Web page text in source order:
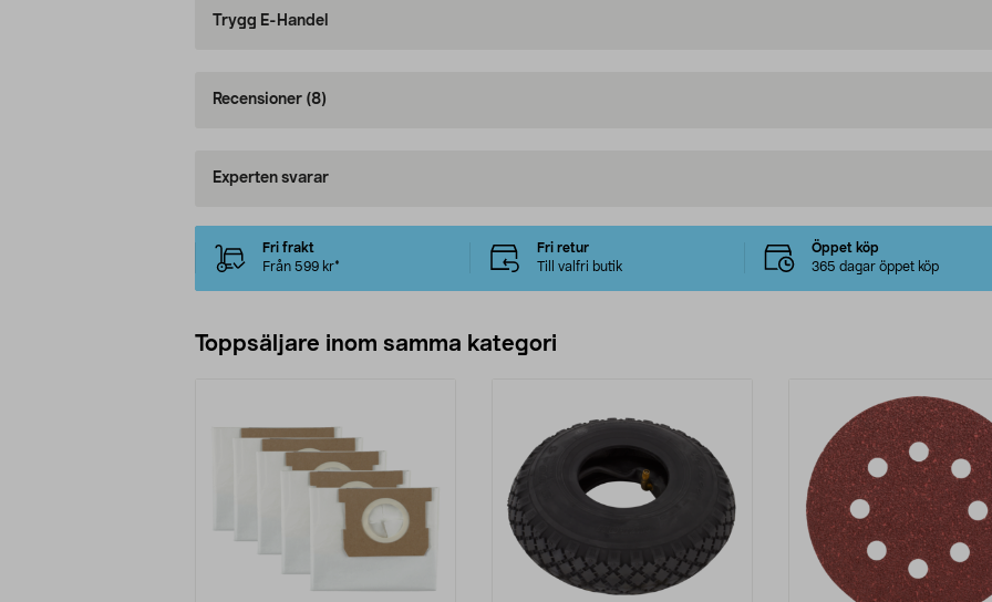
Trygg E-Handel
Recensioner (8)
Experten svarar
Fri frakt
Från 599 kr*
Fri retur
Till valfri butik
Öppet köp
365 dagar öppet köp
Toppsäljare inom samma kategori